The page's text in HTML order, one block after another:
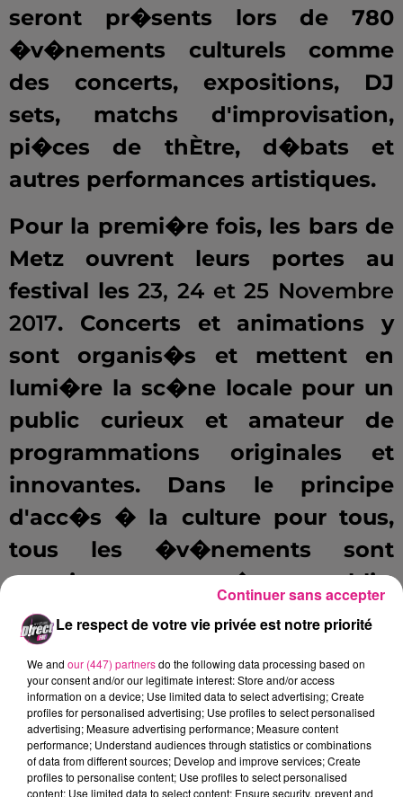
seront pr�sents lors de 780
�v�nements culturels comme
des concerts, expositions, DJ
sets, matchs d'improvisation,
pi�ces de thÈtre, d�bats et
autres performances artistiques.
Pour la premi�re fois, les bars de
Metz ouvrent leurs portes au
festival les23, 24 et 25 Novembre
2017. Concerts et animations y
sont organis�s et mettent en
lumi�re la sc�ne locale pour un
public curieux et amateur de
programmations originales et
innovantes. Dans le principe
d'acc�s � la culture pour tous,
tous les �v�nements sont
gratuits et ouverts � tout public.
Sur les 3 jours de festival, 14
�v�nements sont organis�s
dans 6 lieux diff�rents.
Au programme pour ce weekend :
Le7/7 Caf�offrira sa sc�ne �
Le respect de votre vie privée est notre priorité
We and our (447) partnersdo the following data processing based on
your consent and/or our legitimate interest: Store and/or access
information on a device; Use limited data to select advertising; Create
profiles for personalised advertising; Use profiles to select personalised
advertising; Measure advertising performance; Measure content
performance; Understand audiences through statistics or combinations
of data from different sources; Develop and improve services; Create
profiles to personalise content; Use profiles to select personalised
content; Use limited data to select content; Ensure security, prevent and
Continuer sans accepter